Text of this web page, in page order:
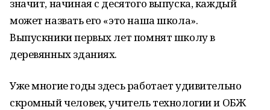
значит, начиная с десятого выпуска, каждый
может назвать его «это наша школа».
Выпускники первых лет помнят школу в
деревянных зданиях.
Уже многие годы здесь работает удивительно
скромный человек, учитель технологии и ОБЖ